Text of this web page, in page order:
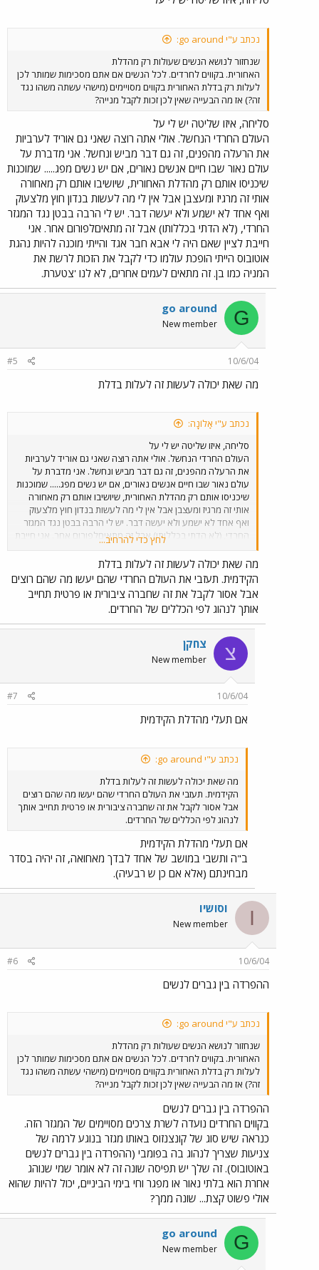
נכתב ע"י go around:
שנחזור לנושא הנשים שעולות רק מהדלת
האחורית. בקווים לחרדים. לכל הנשים אם אתם מסכימות שמותר לכן
לעלות רק בדלת האחורית בקווים מסויימים (מישהי עשתה משהו נגד
זה?) אז מה הבעייה שאין לכן זכות לקבל מנייה?
סליחה, איזו שליטה יש לי על
העולם החרדי הנחשל. אולי אתה רוצה שאני גם אוריד לערביות
את הרעלה מהפנים, זה גם דבר מביש ונחשל. אני מדברת על
עולם נאור שבו חיים אנשים נאורים, אם יש נשים מפג..... שמוכנות
שיכניסו אותם רק מהדלת האחורית, שיושיבו אותם רק מאחורה
אותי זה מרגיז ומעצבן אבל אין לי מה לעשות בנדון חוץ מלצעוק
ואף אחד לא ישמע ולא יעשה דבר. יש לי הרבה בבטן נגד המגזר
החרדי, (לא הדתי בכללותו) אבל זה מתאיםלפורום אחר. אני
חייבת לציין שאם היה לי אבא חבר אגד והייתי מוכנה להיות נהגת
אוטובוס הייתי הופכת עולמו כדי לקבל את הזכות לרשת את
המניה כמו בן. זה מתאים לעמים אחרים, לא לנו 'צטערת.
G
go around
New member
10/6/04
#5
מה שאת יכולה לעשות זה לעלות בדלת
נכתב ע"י אָלוֹנָה:
סליחה, איזו שליטה יש לי על
העולם החרדי הנחשל. אולי אתה רוצה שאני גם אוריד לערביות
את הרעלה מהפנים, זה גם דבר מביש ונחשל. אני מדברת על
עולם נאור שבו חיים אנשים נאורים, אם יש נשים מפג..... שמוכנות
שיכניסו אותם רק מהדלת האחורית, שיושיבו אותם רק מאחורה
אותי זה מרגיז ומעצבן אבל אין לי מה לעשות בנדון חוץ מלצעוק
ואף אחד לא ישמע ולא יעשה דבר. יש לי הרבה בבטן נגד המגזר
החרדי, (לא הדתי בכללותו) אבל זה מתאיםלפורום אחר. אני חייבת
לציין שאם היה לי אבא חבר אגד והייתי מוכנה להיות נהגת
אוטובוס הייתי הופכת עולמו כדי לקבל את הזכות לרשת את המניה
כמו בן. זה מתאים לעמים אחרים, לא לנו 'צטערת.
לחץ כדי להרחיב...
מה שאת יכולה לעשות זה לעלות בדלת
הקידמית. תעזבי את העולם החרדי שהם יעשו מה שהם רוצים
אבל אסור לקבל את זה שחברה ציבורית או פרטית תחייב
אותך לנהוג לפי הכללים של החרדים.
צ צחקן
New member
10/6/04
#7
אם תעלי מהדלת הקידמית
נכתב ע"י go around:
מה שאת יכולה לעשות זה לעלות בדלת
הקידמית. תעזבי את העולם החרדי שהם יעשו מה שהם רוצים
אבל אסור לקבל את זה שחברה ציבורית או פרטית תחייב אותך
לנהוג לפי הכללים של החרדים.
אם תעלי מהדלת הקידמית
ב"ה ותשבי במושב של אחד לבדך מאחואה, זה יהיה בסדר
מבחינתם (אלא אם כן ש רבעיה).
I IסושיI
New member
10/6/04
#6
ההפרדה בין גברים לנשים
נכתב ע"י go around:
שנחזור לנושא הנשים שעולות רק מהדלת
האחורית. בקווים לחרדים. לכל הנשים אם אתם מסכימות שמותר לכן
לעלות רק בדלת האחורית בקווים מסויימים (מישהי עשתה משהו נגד
זה?) אז מה הבעייה שאין לכן זכות לקבל מנייה?
ההפרדה בין גברים לנשים
בקווים החרדים נועדה לשרת צרכים מסויימים של המגזר הזה.
כנראה שיש סוג של קונצנזוס באותו מגזר בנוגע לרמה של
צניעות שצריך לנהוג בה בפומבי (ההפרדה בין גברים לנשים
באוטובוס). זה שלך יש תפיסה שונה זה לא אומר שמי שנוהג
אחרת הוא בלתי נאור או מפגר וחי בימי הביניים, יכול להיות שהוא
אולי פשוט קצת... שונה ממך?
G
go around
New member